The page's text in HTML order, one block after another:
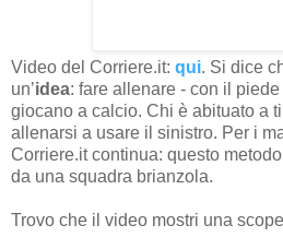
Video del Corriere.it: qui. Si dice
un’idea: fare allenare - con il
giocano a calcio. Chi è abituato a
allenarsi a usare il sinistro. Per i
Corriere.it continua: questo
da una squadra brianzola.
Trovo che il video mostri una